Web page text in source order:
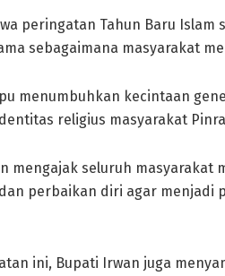
peringatan Tahun Baru
sebagaimana masyarakat
menumbuhkan kecintaan
religius masyarakat
mengajak seluruh masyarakat
perbaikan diri agar menjadi
ini, Bupati Irwan juga